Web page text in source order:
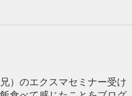
）のエクスマセミナー受け